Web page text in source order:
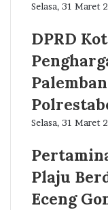
Selasa, 31 Maret
DPRD
Selasa, 31 Maret
Plaju
Eceng